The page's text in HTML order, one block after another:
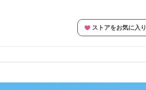
ストアをお気に入り